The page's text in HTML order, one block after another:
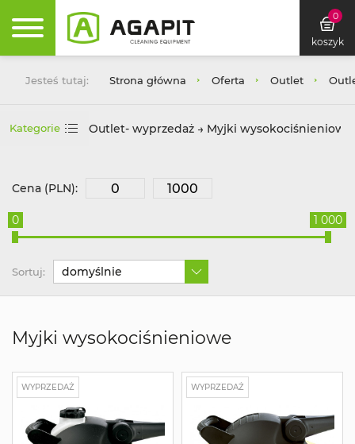
0
koszyk
Jesteś tutaj: Strona główna Oferta Outlet
Kategorie Outlet- wyprzedaż → Myjki wysokociśnieniowe
Cena (PLN):
0 1 000
Sortuj: domyślnie
Myjki wysokociśnieniowe
WYPRZEDAŻ WYPRZEDAŻ